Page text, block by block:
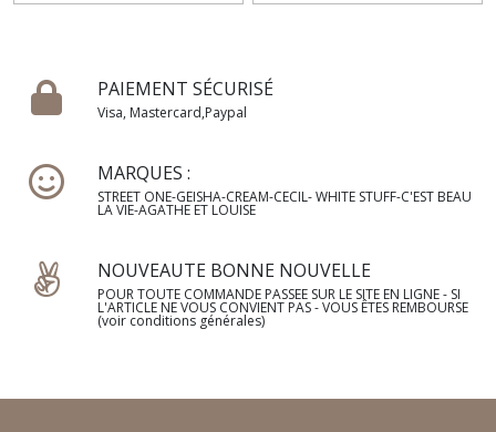
PAIEMENT SÉCURISÉ
Visa, Mastercard,Paypal
MARQUES :
STREET ONE-GEISHA-CREAM-CECIL- WHITE STUFF-C'EST BEAU
LA VIE-AGATHE ET LOUISE
NOUVEAUTE BONNE NOUVELLE
POUR TOUTE COMMANDE PASSEE SUR LE SITE EN LIGNE - SI
L'ARTICLE NE VOUS CONVIENT PAS - VOUS ÊTES REMBOURSE
(voir conditions générales)